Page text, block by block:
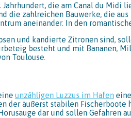
die am Canal du
die zahlreichen Bauwerke, die
aneinander. In den
und kandierte Zitronen sind,
besteht und mit Bananen,
Toulouse.
unzähligen Luzzus im Hafen
der äußerst stabilen
dar und sollen Gefahren